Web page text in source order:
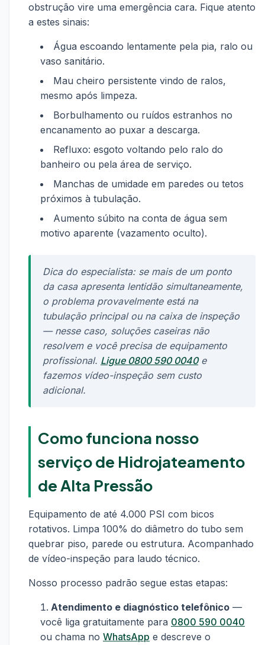
obstrução vire uma emergência cara. Fique atento
a estes sinais:
Água escoando lentamente pela pia, ralo ou
vaso sanitário.
Mau cheiro persistente vindo de ralos,
mesmo após limpeza.
Borbulhamento ou ruídos estranhos no
encanamento ao puxar a descarga.
Refluxo: esgoto voltando pelo ralo do
banheiro ou pela área de serviço.
Manchas de umidade em paredes ou tetos
próximos à tubulação.
Aumento súbito na conta de água sem
motivo aparente (vazamento oculto).
Dica do especialista: se mais de um ponto
da casa apresenta lentidão simultaneamente,
o problema provavelmente está na
tubulação principal ou na caixa de inspeção
— nesse caso, soluções caseiras não
resolvem e você precisa de equipamento
profissional. Ligue 0800 590 0040e
fazemos vídeo-inspeção sem custo
adicional.
Como funciona nosso
serviço de Hidrojateamento
de Alta Pressão
Equipamento de até 4.000 PSI com bicos
rotativos. Limpa 100% do diâmetro do tubo sem
quebrar piso, parede ou estrutura. Acompanhado
de vídeo-inspeção para laudo técnico.
Nosso processo padrão segue estas etapas:
Atendimento e diagnóstico telefônico —
você liga gratuitamente para 0800 590 0040
ou chama no WhatsApp e descreve o